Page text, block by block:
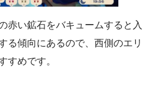
赤い鉱石をバキュームすると入
る傾向にあるので、西側のエリ
すめです。